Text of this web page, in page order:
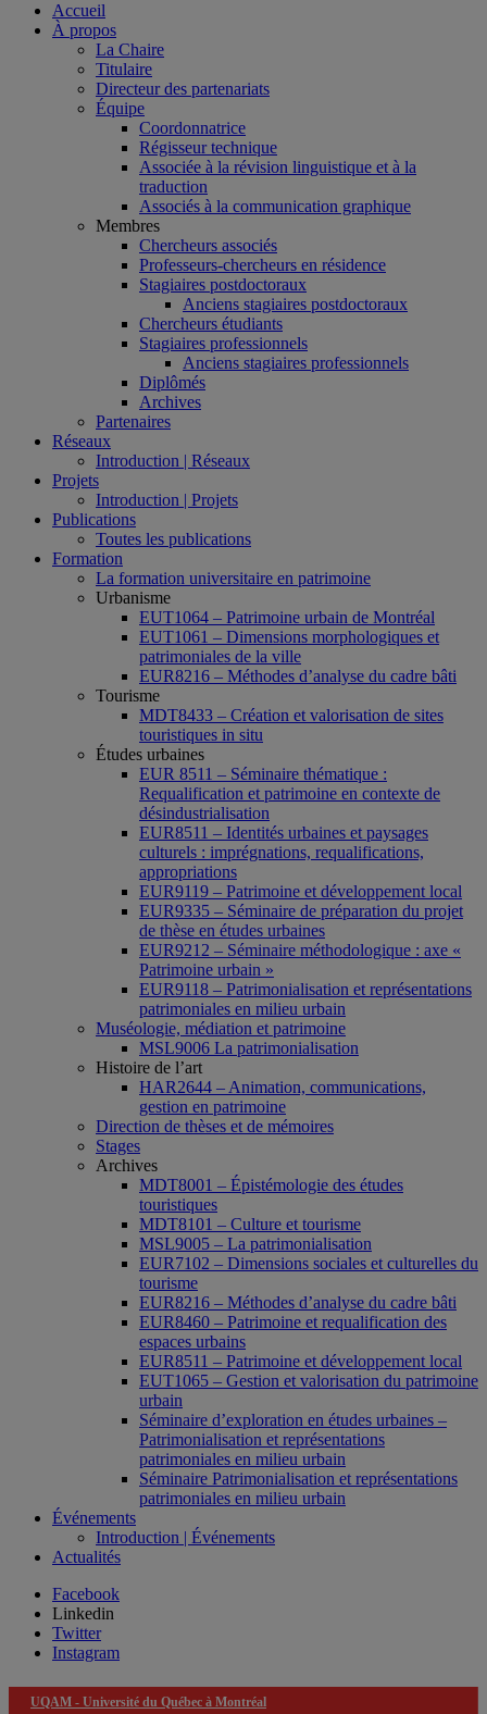
Accueil
À propos
La Chaire
Titulaire
Directeur des partenariats
Équipe
Coordonnatrice
Régisseur technique
Associée à la révision linguistique et à la
traduction
Associés à la communication graphique
Membres
Chercheurs associés
Professeurs-chercheurs en résidence
Stagiaires postdoctoraux
Anciens stagiaires postdoctoraux
Chercheurs étudiants
Stagiaires professionnels
Anciens stagiaires professionnels
Diplômés
Archives
Partenaires
Réseaux
Introduction | Réseaux
Projets
Introduction | Projets
Publications
Toutes les publications
Formation
La formation universitaire en patrimoine
Urbanisme
EUT1064 – Patrimoine urbain de Montréal
EUT1061 – Dimensions morphologiques et
patrimoniales de la ville
EUR8216 – Méthodes d’analyse du cadre bâti
Tourisme
MDT8433 – Création et valorisation de sites
touristiques in situ
Études urbaines
EUR 8511 – Séminaire thématique :
Requalification et patrimoine en contexte de
désindustrialisation
EUR8511 – Identités urbaines et paysages
culturels : imprégnations, requalifications,
appropriations
EUR9119 – Patrimoine et développement local
EUR9335 – Séminaire de préparation du projet
de thèse en études urbaines
EUR9212 – Séminaire méthodologique : axe «
Patrimoine urbain »
EUR9118 – Patrimonialisation et représentations
patrimoniales en milieu urbain
Muséologie, médiation et patrimoine
MSL9006 La patrimonialisation
Histoire de l’art
HAR2644 – Animation, communications,
gestion en patrimoine
Direction de thèses et de mémoires
Stages
Archives
MDT8001 – Épistémologie des études
touristiques
MDT8101 – Culture et tourisme
MSL9005 – La patrimonialisation
EUR7102 – Dimensions sociales et culturelles du
tourisme
EUR8216 – Méthodes d’analyse du cadre bâti
EUR8460 – Patrimoine et requalification des
espaces urbains
EUR8511 – Patrimoine et développement local
EUT1065 – Gestion et valorisation du patrimoine
urbain
Séminaire d’exploration en études urbaines –
Patrimonialisation et représentations
patrimoniales en milieu urbain
Séminaire Patrimonialisation et représentations
patrimoniales en milieu urbain
Événements
Introduction | Événements
Actualités
Facebook
Linkedin
Twitter
Instagram
UQAM - Université du Québec à Montréal